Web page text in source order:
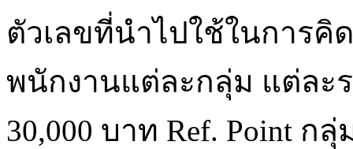
ตัวเลขที่นำไปใช้ในการคิ
พนักงานแต่ละกลุ่ม แต่ละ
30,000 บาท Ref. Point ก